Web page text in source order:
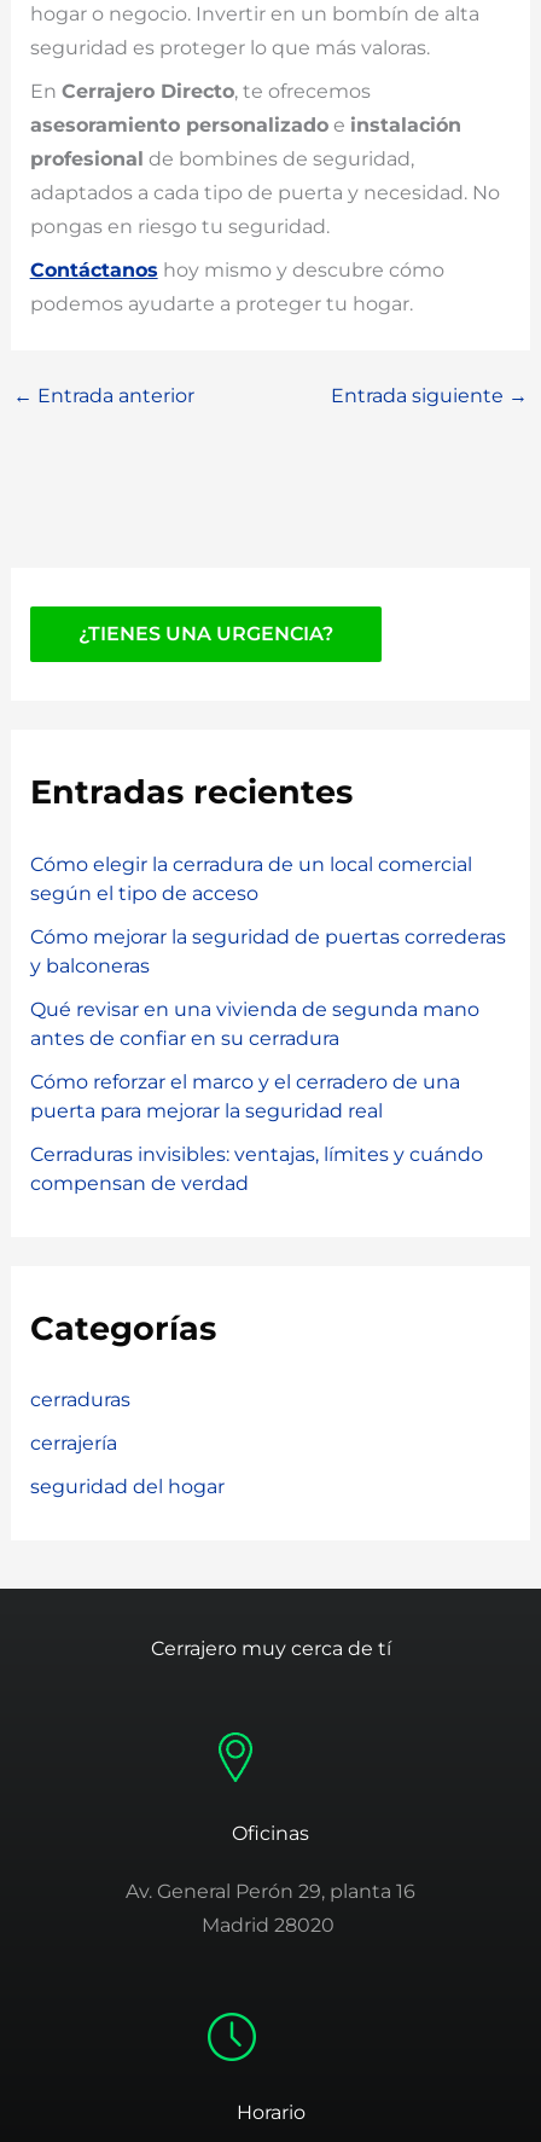
hogar o negocio. Invertir en un bombín de alta
seguridad es proteger lo que más valoras.
En Cerrajero Directo, te ofrecemos
asesoramiento personalizadoe instalación
profesional de bombines de seguridad,
adaptados a cada tipo de puerta y necesidad. No
pongas en riesgo tu seguridad.
Contáctanos hoy mismo y descubre cómo
podemos ayudarte a proteger tu hogar.
← Entrada anterior Entrada siguiente →
¿TIENES UNA URGENCIA?
Entradas recientes
Cómo elegir la cerradura de un local comercial
según el tipo de acceso
Cómo mejorar la seguridad de puertas correderas
y balconeras
Qué revisar en una vivienda de segunda mano
antes de confiar en su cerradura
Cómo reforzar el marco y el cerradero de una
puerta para mejorar la seguridad real
Cerraduras invisibles: ventajas, límites y cuándo
compensan de verdad
Categorías
cerraduras
cerrajería
seguridad del hogar
Cerrajero muy cerca de tí
Oficinas
Av. General Perón 29, planta 16
Madrid 28020
Horario